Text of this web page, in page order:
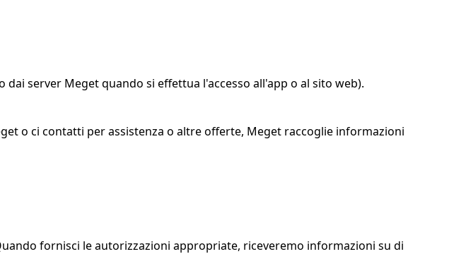
server Meget quando si effettua l'accesso all'app o al sito web).
o ci contatti per assistenza o altre offerte, Meget raccoglie informazioni
fornisci le autorizzazioni appropriate, riceveremo informazioni su di